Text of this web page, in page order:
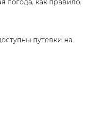
погода, как правило,
путевки на